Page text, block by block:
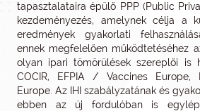
tapasztalataira épülő PPP (Public
kezdeményezés, amelynek célja a
eredmények gyakorlati
ennek megfelelően működtetéséhez
olyan ipari tömörülések szereplői is
COCIR, EFPIA / Vaccines Europe,
Europe. Az IHI szabályzatának és
ebben az új fordulóban is